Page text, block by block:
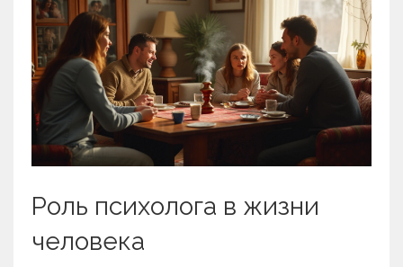
Роль психолога в жизни
человека